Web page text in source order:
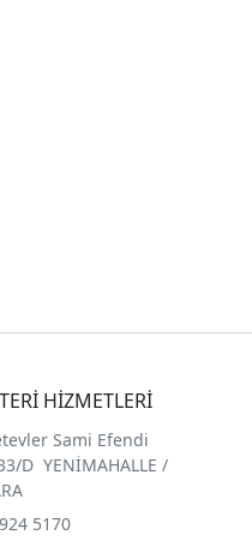
HİZMETLERİ
Sami Efendi
D YENİMAHALLE /
5170